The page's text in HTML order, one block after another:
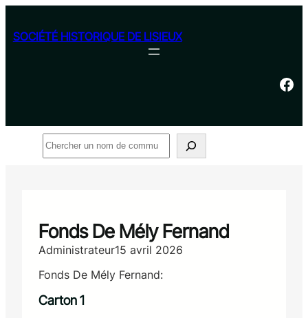
contenu
SOCIÉTÉ HISTORIQUE DE LISIEUX
Facebook
Rechercher
Fonds De Mély Fernand
Administrateur15 avril 2026
Fonds De Mély Fernand:
Carton 1